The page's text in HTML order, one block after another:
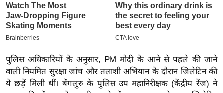
मि
सा
ल
बे
मि
सा
पुलिस अधिकारियों के अनुसार, PM मोदी के आने से पहले की जाने
वाली नियमित सुरक्षा जांच और तलाशी अभियान के दौरान जिलेटिन की
ये छड़ें मिली थीं। बेंगलुरु के पुलिस उप महानिरीक्षक (केंद्रीय रेंज) ने